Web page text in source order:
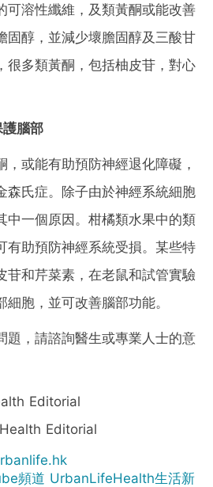
可溶性纖維，及類黃酮或能改善
固醇，並減少壞膽固醇及三酸甘
很多類黃酮，包括柚皮苷，對心
腦部
或能有助預防神經退化障礙，
森氏症。除子由於神經系統細胞
中一個原因。柑橘類水果中的類
有助預防神經系統受損。某些特
苷和芹菜素，在老鼠和試管實驗
胞，並可改善腦部功能。
題，請諮詢醫生或專業人士的意
Editorial
Editorial
頻道 UrbanLifeHealth生活新